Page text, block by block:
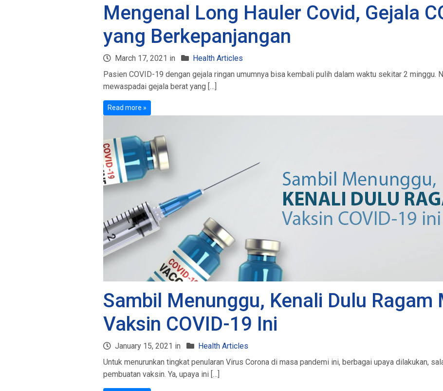
Mengenal Long Hauler Covid, Gejala
yang Berkepanjangan
March 17, 2021 in
Health Articles
Pasien COVID-19 dengan gejala ringan umumnya bisa kembali pulih dalam waktu sekitar 2 minggu.
mewaspadai gejala berat yang […]
Read more »
Sambil Menunggu, Kenali Dulu Ragam
Vaksin COVID-19 Ini
January 15, 2021 in
Health Articles
Untuk menurunkan tingkat penularan Virus Corona di masa pandemi ini, berbagai upaya dilakukan,
pembuatan vaksin. Ya, upaya ini […]